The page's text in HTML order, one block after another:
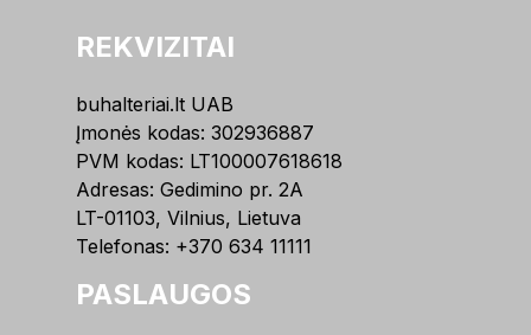
REKVIZITAI
buhalteriai.lt UAB
Įmonės kodas: 302936887
PVM kodas: LT100007618618
Adresas: Gedimino pr. 2A
LT-01103, Vilnius, Lietuva
Telefonas: +370 634 11111
PASLAUGOS